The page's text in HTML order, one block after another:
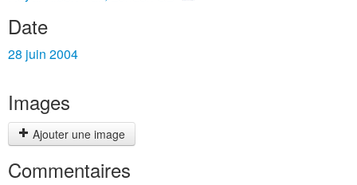
Date
28 juin 2004
Images
Ajouter une image
Commentaires